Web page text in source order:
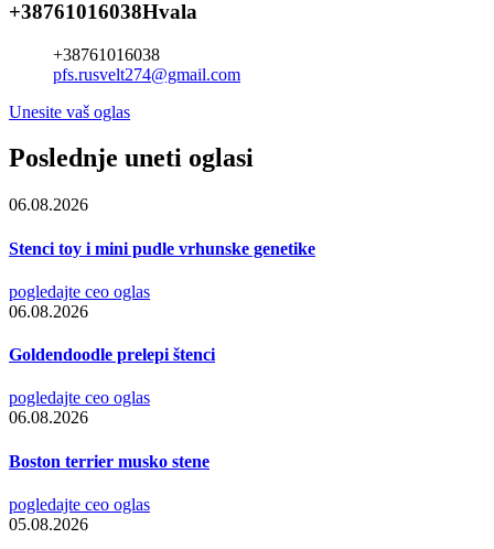
+38761016038Hvala
+38761016038
pfs.rusvelt274@gmail.com
Unesite vaš oglas
Poslednje uneti oglasi
06.08.2026
Stenci toy i mini pudle vrhunske genetike
pogledajte ceo oglas
06.08.2026
Goldendoodle prelepi štenci
pogledajte ceo oglas
06.08.2026
Boston terrier musko stene
pogledajte ceo oglas
05.08.2026